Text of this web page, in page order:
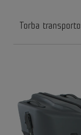
Torba